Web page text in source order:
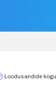
Loodusandide